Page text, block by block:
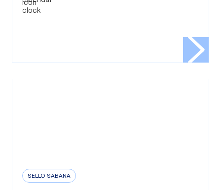
SELLO SABANA